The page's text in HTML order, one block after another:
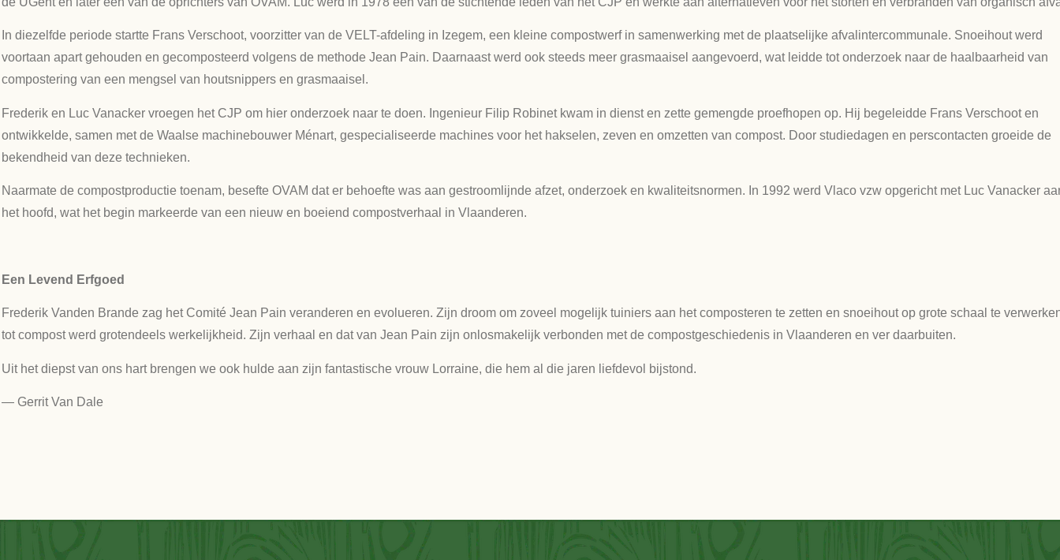
In diezelfde periode startte Frans Verschoot, voorzitter van de VELT-afdeling in Izegem, een kleine compostwerf in samenwerking met de plaatselijke afvalintercommunale. Snoeihout werd
voortaan apart gehouden en gecomposteerd volgens de methode Jean Pain. Daarnaast werd ook steeds meer grasmaaisel aangevoerd, wat leidde tot onderzoek naar de haalbaarheid van
compostering van een mengsel van houtsnippers en grasmaaisel.
Frederik en Luc Vanacker vroegen het CJP om hier onderzoek naar te doen. Ingenieur Filip Robinet kwam in dienst en zette gemengde proefhopen op. Hij begeleidde Frans Verschoot en
ontwikkelde, samen met de Waalse machinebouwer Ménart, gespecialiseerde machines voor het hakselen, zeven en omzetten van compost. Door studiedagen en perscontacten groeide de
bekendheid van deze technieken.
Naarmate de compostproductie toenam, besefte OVAM dat er behoefte was aan gestroomlijnde afzet, onderzoek en kwaliteitsnormen. In 1992 werd Vlaco vzw opgericht met Luc Vanacker
het hoofd, wat het begin markeerde van een nieuw en boeiend compostverhaal in Vlaanderen.
Een Levend Erfgoed
Frederik Vanden Brande zag het Comité Jean Pain veranderen en evolueren. Zijn droom om zoveel mogelijk tuiniers aan het composteren te zetten en snoeihout op grote schaal te
tot compost werd grotendeels werkelijkheid. Zijn verhaal en dat van Jean Pain zijn onlosmakelijk verbonden met de compostgeschiedenis in Vlaanderen en ver daarbuiten.
Uit het diepst van ons hart brengen we ook hulde aan zijn fantastische vrouw Lorraine, die hem al die jaren liefdevol bijstond.
— Gerrit Van Dale